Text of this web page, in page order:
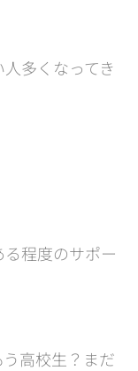
多くなってき
程度のサポー
高校生？まだ